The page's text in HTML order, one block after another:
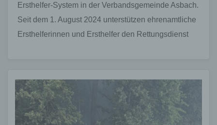
Ersthelfer-System in der Verbandsgemeinde Asbach.
Seit dem 1. August 2024 unterstützen ehrenamtliche
Ersthelferinnen und Ersthelfer den Rettungsdienst